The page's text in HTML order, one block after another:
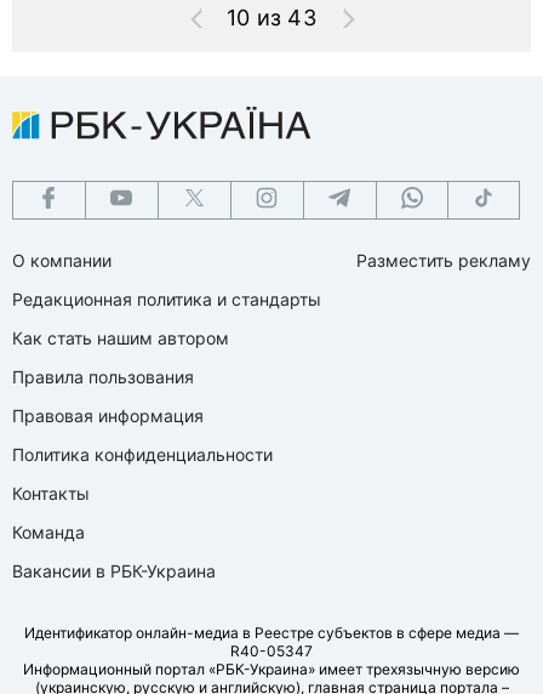
10 из 43
О компании
Редакционная политика и стандарты
Как стать нашим автором
Правила пользования
Правовая информация
Политика конфиденциальности
Контакты
Команда
Вакансии в РБК-Украина
Разместить рекламу
Идентификатор онлайн-медиа в Реестре субъектов в сфере медиа —
R40-05347
Информационный портал «РБК-Украина» имеет трехязычную версию
(украинскую, русскую и английскую), главная страница портала –